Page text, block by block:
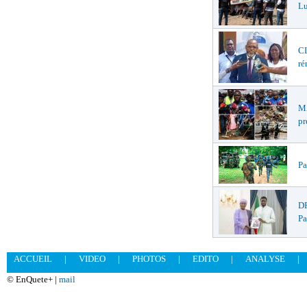
ACCUEIL | VIDEO | PHOTOS | EDITO | ANALYSE
|
© EnQuete+ | mail